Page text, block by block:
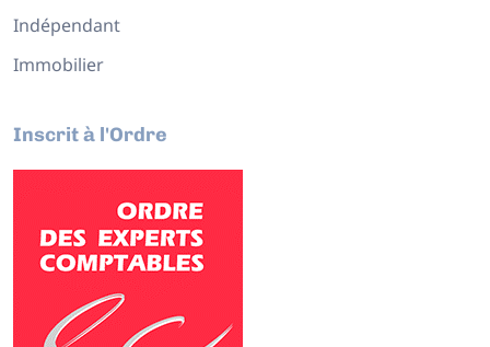
Indépendant
Immobilier
Inscrit à l'Ordre